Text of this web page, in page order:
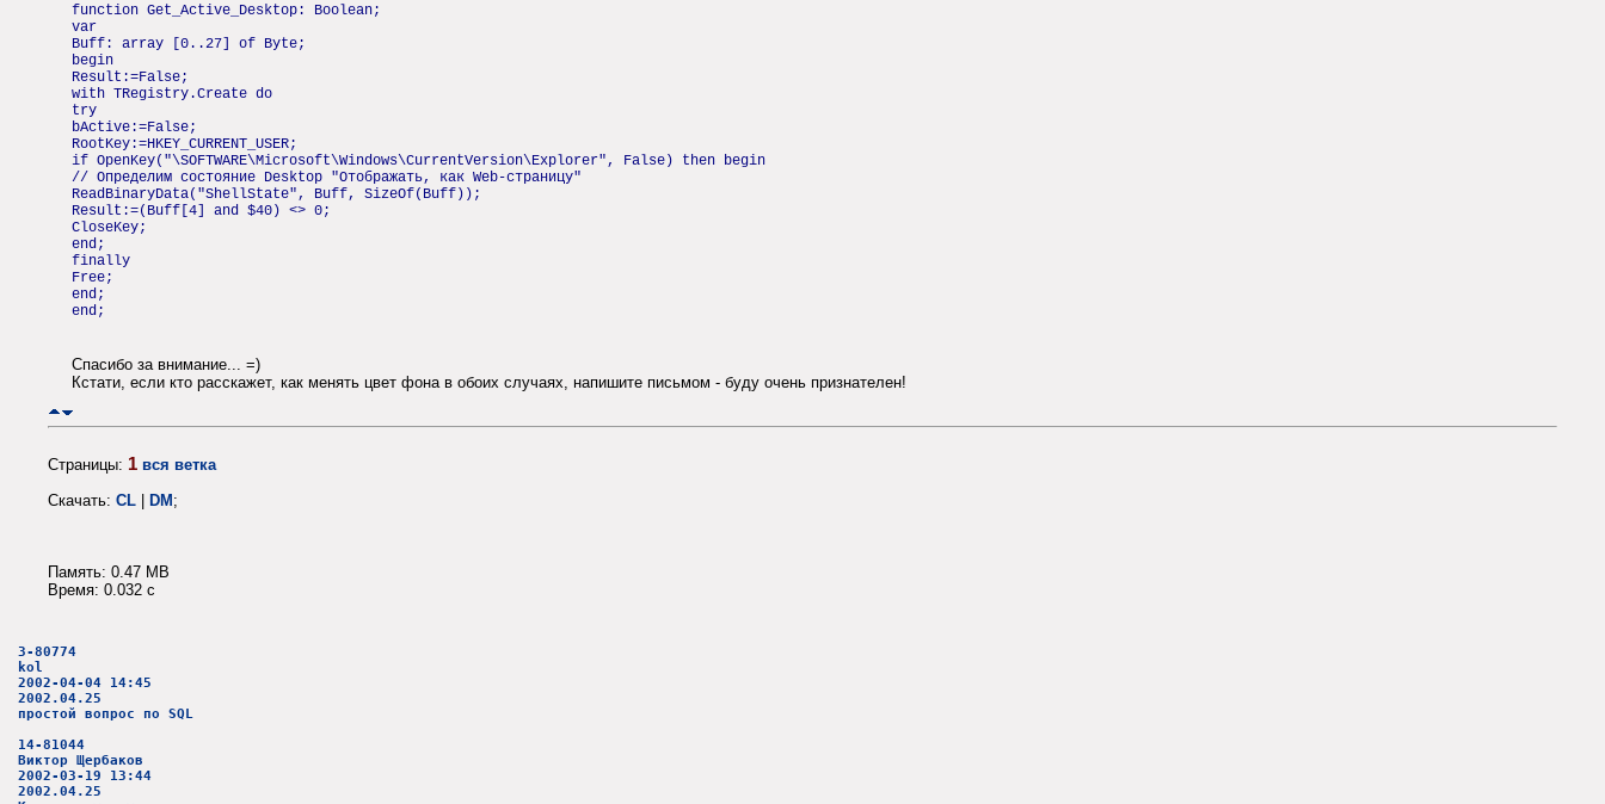
function Get_Active_Desktop: Boolean;
var
Buff: array [0..27] of Byte;
begin
Result:=False;
with TRegistry.Create do
try
bActive:=False;
RootKey:=HKEY_CURRENT_USER;
if OpenKey("\SOFTWARE\Microsoft\Windows\CurrentVersion\Explorer", False) then begin
// Определим состояние Desktop "Отображать, как Web-страницу"
ReadBinaryData("ShellState", Buff, SizeOf(Buff));
Result:=(Buff[4] and $40) <> 0;
CloseKey;
end;
finally
Free;
end;
end;
Спасибо за внимание... =)
Кстати, если кто расскажет, как менять цвет фона в обоих случаях, напишите письмом - буду очень признателен!
Страницы: 1 вся ветка
Скачать: CL | DM;
Память: 0.47 MB
Время: 0.032 c
3-80774
kol
2002-04-04 14:45
2002.04.25
простой вопрос по SQL
14-81044
Виктор Щербаков
2002-03-19 13:44
2002.04.25